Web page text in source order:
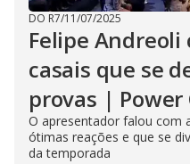
DO R7/11/07/2025
Felipe Andreoli
casais que se
provas | Power
O apresentador falou com
ótimas reações e que se
da temporada